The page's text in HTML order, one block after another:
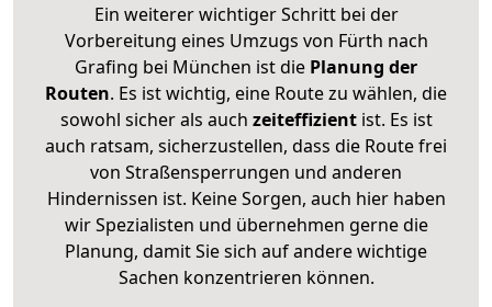
Ein weiterer wichtiger Schritt bei der
Vorbereitung eines Umzugs von Fürth nach
Grafing bei München ist die Planung der
Routen. Es ist wichtig, eine Route zu wählen, die
sowohl sicher als auch zeiteffizientist. Es ist
auch ratsam, sicherzustellen, dass die Route frei
von Straßensperrungen und anderen
Hindernissen ist. Keine Sorgen, auch hier haben
wir Spezialisten und übernehmen gerne die
Planung, damit Sie sich auf andere wichtige
Sachen konzentrieren können.